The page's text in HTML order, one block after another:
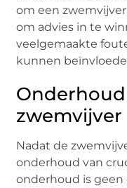
om een
om advies in te
veelgemaakte
kunnen
zwemvijver
Nadat de
onderhoud van
onderhoud is geen